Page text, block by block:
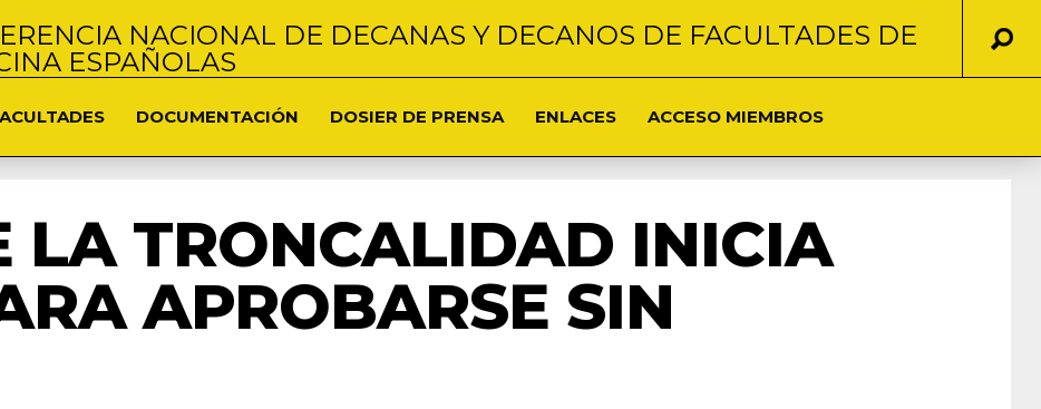
NACIONAL DE DECANAS Y DECANOS DE FACULTADES DE
ESPAÑOLAS
DOCUMENTACIÓN DOSIER DE PRENSA ENLACES ACCESO MIEMBROS
LA TRONCALIDAD INICIA
APROBARSE SIN